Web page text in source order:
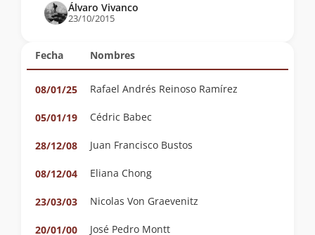
Fecha Nombres
08/01/25 Rafael Andrés Reinoso Ramírez
05/01/19 Cédric Babec
28/12/08 Juan Francisco Bustos
08/12/04 Eliana Chong
23/03/03 Nicolas Von Graevenitz
20/01/00 José Pedro Montt
Álvaro Vivanco
23/10/2015